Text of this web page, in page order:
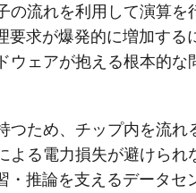
の流れを利用して演算を
要求が爆発的に増加する
ウェアが抱える根本的な
つため、チップ内を流れ
よる電力損失が避けられ
・推論を支えるデータセ